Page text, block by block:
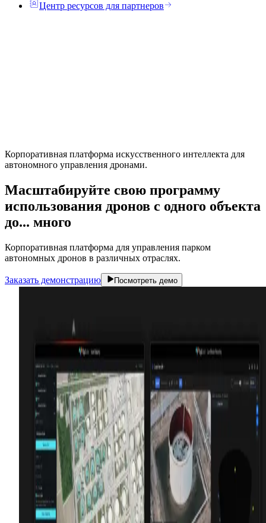
Центр ресурсов для партнеров
Корпоративная платформа искусственного интеллекта для
автономного управления дронами.
Масштабируйте свою программу
использования дронов с одного объекта
до... много
Корпоративная платформа для управления парком
автономных дронов в различных отраслях.
Заказать демонстрацию Посмотреть демо